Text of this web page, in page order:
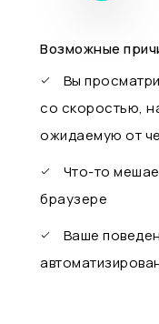
Возможные
Вы
со скоростью,
ожидаемую от
Что-то
браузере
Ваше